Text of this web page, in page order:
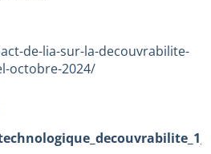
de-lia-sur-la-decouvrabilite-
octobre-2024/